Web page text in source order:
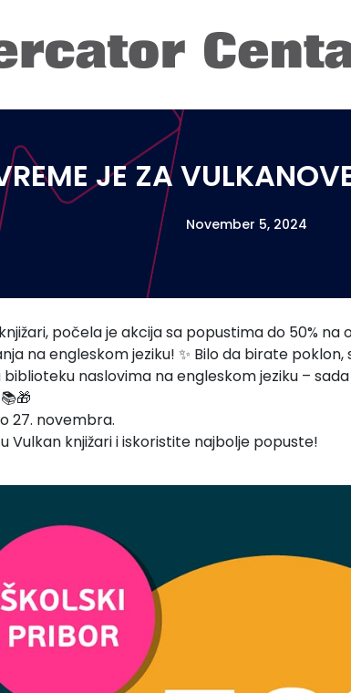
JE ZA
November 5, 2024
počela je akcija sa popustima do 50%
na engleskom jeziku! ✨ Bilo da birate
naslovima na engleskom jeziku –
27. novembra.
Vulkan knjižari i iskoristite najbolje popuste!